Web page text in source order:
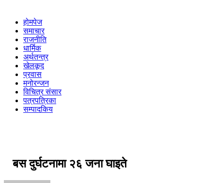
होमपेज
समाचार
राजनीति
धार्मिक
अर्थतन्त्र
खेलकूद
प्रवास
मनोरन्जन
विचित्र संसार
पत्रपत्रिका
सम्पादकिय
बस दुर्घटनामा २६ जना घाइते